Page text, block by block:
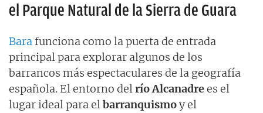
el Parque Natural de la Sierra de Guara
Barafunciona como la puerta de entrada
principal para explorar algunos de los
barrancos más espectaculares de la geografía
española. El entorno delrío Alcanadrees el
lugar ideal para elbarranquismoy el